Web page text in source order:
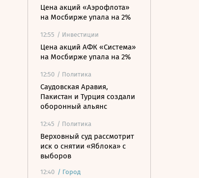
Цена акций «Аэрофлота»
на Мосбирже упала на 2%
12:55 / Инвестиции
Цена акций АФК «Система»
на Мосбирже упала на 2%
12:50 / Политика
Саудовская Аравия,
Пакистан и Турция создали
оборонный альянс
12:45 / Политика
Верховный суд рассмотрит
иск о снятии «Яблока» с
выборов
12:40 / Город